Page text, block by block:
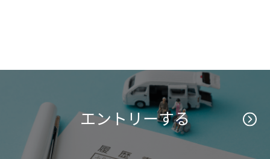
エントリーする